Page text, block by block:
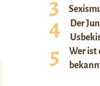
Der
Wer ist